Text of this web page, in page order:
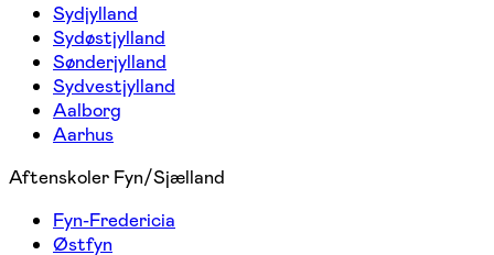
Sydjylland
Sydøstjylland
Sønderjylland
Sydvestjylland
Aalborg
Aarhus
Aftenskoler Fyn/Sjælland
Fyn-Fredericia
Østfyn